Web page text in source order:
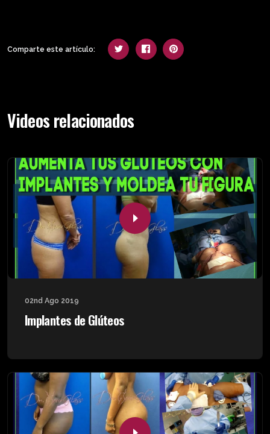
Comparte este artículo:
Videos relacionados
02nd Ago 2019
Implantes de Glúteos